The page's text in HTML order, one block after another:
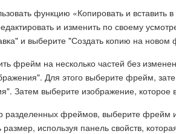
функцию «Копировать и
и изменить по своему
и выберите "Создать копию на новом
фрейм на несколько частей без
Для этого выберите фрейм,
Затем выберите изображение, которое
разделенных фреймов, выберите фрейм
используя панель свойств,